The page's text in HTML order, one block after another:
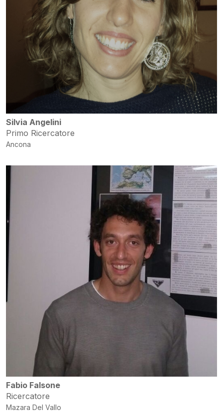
Silvia Angelini
Primo Ricercatore
Ancona
Fabio Falsone
Ricercatore
Mazara Del Vallo